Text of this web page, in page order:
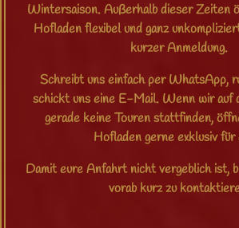
Wintersaison. Außerhalb dieser Zeiten
Hofladen flexibel und ganz
kurzer Anmeldung.
Schreibt uns einfach per WhatsApp,
schickt uns eine E-Mail. Wenn wir auf
gerade keine Touren stattfinden,
Hofladen gerne exklusiv für
Damit eure Anfahrt nicht vergeblich ist,
vorab kurz zu